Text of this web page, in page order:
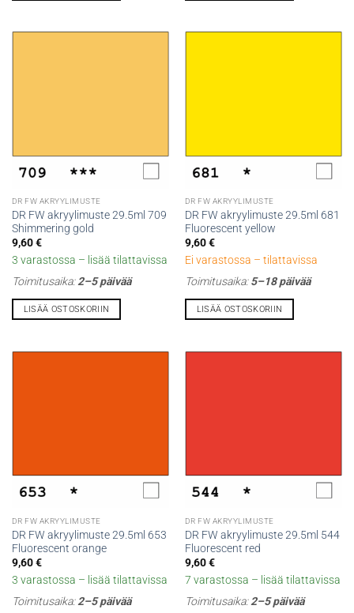
DR FW AKRYYLIMUSTE
DR FW akryylimuste 29.5ml 709
Shimmering gold
9,60€
3 varastossa – lisää tilattavissa
Toimitusaika:2–5 päivää
LISÄÄ OSTOSKORIIN
DR FW AKRYYLIMUSTE
DR FW akryylimuste 29.5ml 681
Fluorescent yellow
9,60€
Ei varastossa – tilattavissa
Toimitusaika:5–18 päivää
LISÄÄ OSTOSKORIIN
DR FW AKRYYLIMUSTE
DR FW akryylimuste 29.5ml 653
Fluorescent orange
9,60€
3 varastossa – lisää tilattavissa
Toimitusaika:2–5 päivää
DR FW AKRYYLIMUSTE
DR FW akryylimuste 29.5ml 544
Fluorescent red
9,60€
7 varastossa – lisää tilattavissa
Toimitusaika:2–5 päivää